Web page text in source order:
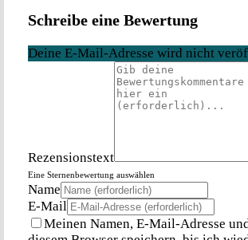
Schreibe eine Bewertung
Deine E-Mail-Adresse wird nicht
Rezensionstext
Eine Sternenbewertung auswählen
Name
E-Mail
Meinen Namen, E-Mail-Adresse